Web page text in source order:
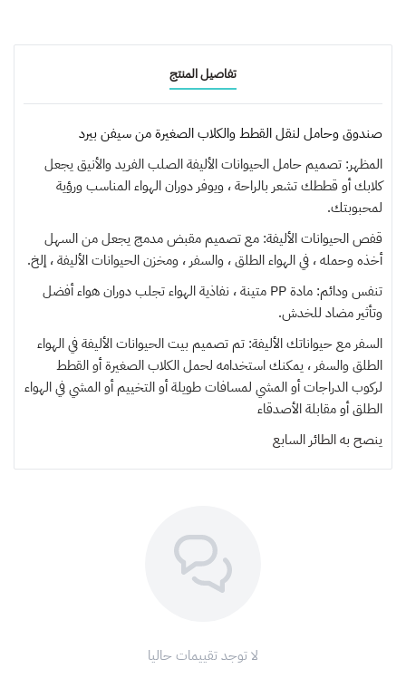
تفاصيل المنتج
صندوق وحامل لنقل القطط والكلاب الصغيرة من سيفن بيرد
المظهر: تصميم حامل الحيوانات الأليفة الصلب الفريد والأنيق يجعل
كلابك أو قططك تشعر بالراحة ، ويوفر دوران الهواء المناسب ورؤية
لمحبوبتك.
قفص الحيوانات الأليفة: مع تصميم مقبض مدمج يجعل من السهل
أخذه وحمله ، في الهواء الطلق ، والسفر ، ومخزن الحيوانات الأليفة ، إلخ.
تنفس ودائم: مادة PP متينة ، نفاذية الهواء تجلب دوران هواء أفضل
وتأثير مضاد للخدش.
السفر مع حيواناتك الأليفة: تم تصميم بيت الحيوانات الأليفة في الهواء
الطلق والسفر ، يمكنك استخدامه لحمل الكلاب الصغيرة أو القطط
لركوب الدراجات أو المشي لمسافات طويلة أو التخييم أو المشي في الهواء
الطلق أو مقابلة الأصدقاء
ينصح بهالطائر السابع
لا توجد تقييمات حاليا